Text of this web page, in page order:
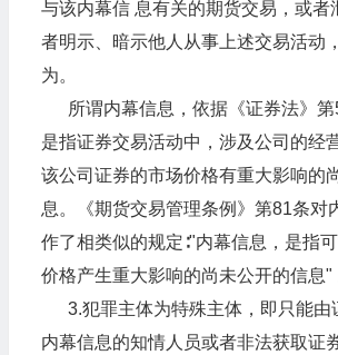
与该内幕信 息有关的期货交易，或者
者明示、暗示他人从事上述交易活动
为。
所谓内幕信息，依据《证券法》第
是指证券交易活动中，涉及公司的经
该公司证券的市场价格有重大影响的
息。《期货交易管理条例》第81条对
作了相类似的规定∶"内幕信息，是指
价格产生重大影响的尚未公开的信息"
3.犯罪主体为特殊主体，即只能由
内幕信息的知情人员或者非法获取证